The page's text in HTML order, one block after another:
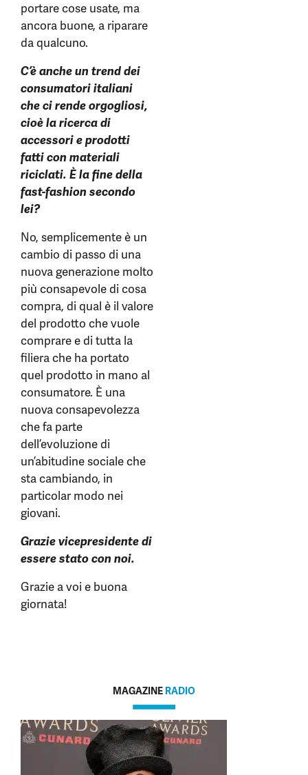
portare cose usate, ma
ancora buone, a riparare
da qualcuno.
C’è anche un trend dei
consumatori italiani
che ci rende orgogliosi,
cioè la ricerca di
accessori e prodotti
fatti con materiali
riciclati. È la fine della
fast-fashion secondo
lei?
No, semplicemente è un
cambio di passo di una
nuova generazione molto
più consapevole di cosa
compra, di qual è il valore
del prodotto che vuole
comprare e di tutta la
filiera che ha portato
quel prodotto in mano al
consumatore. È una
nuova consapevolezza
che fa parte
dell’evoluzione di
un’abitudine sociale che
sta cambiando, in
particolar modo nei
giovani.
Grazie vicepresidente di
essere stato con noi.
Grazie a voi e buona
giornata!
MAGAZINE RADIO